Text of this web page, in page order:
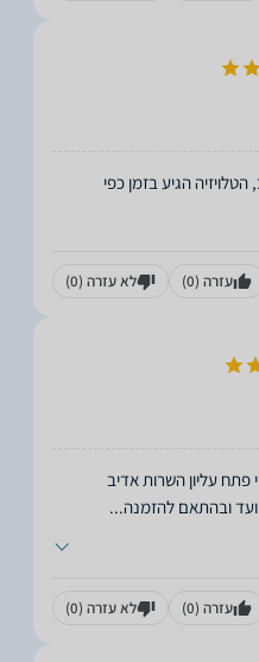
הגיע בזמן כפי
עזרה (0) לא עזרה (0)
פתח עליון השרות אדיב
ובהתאם להזמנה...
עזרה (0) לא עזרה (0)